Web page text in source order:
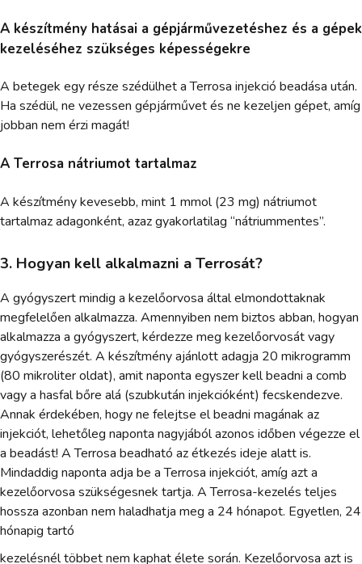
A készítmény hatásai a gépjárművezetéshez és a gépek
kezeléséhez szükséges képességekre
A betegek egy része szédülhet a Terrosa injekció beadása után.
Ha szédül, ne vezessen gépjárművet és ne kezeljen gépet, amíg
jobban nem érzi magát!
A Terrosa nátriumot tartalmaz
A készítmény kevesebb, mint 1 mmol (23 mg) nátriumot
tartalmaz adagonként, azaz gyakorlatilag “nátriummentes”.
3. Hogyan kell alkalmazni a Terrosát?
A gyógyszert mindig a kezelőorvosa által elmondottaknak
megfelelően alkalmazza. Amennyiben nem biztos abban, hogyan
alkalmazza a gyógyszert, kérdezze meg kezelőorvosát vagy
gyógyszerészét. A készítmény ajánlott adagja 20 mikrogramm
(80 mikroliter oldat), amit naponta egyszer kell beadni a comb
vagy a hasfal bőre alá (szubkután injekcióként) fecskendezve.
Annak érdekében, hogy ne felejtse el beadni magának az
injekciót, lehetőleg naponta nagyjából azonos időben végezze el
a beadást! A Terrosa beadható az étkezés ideje alatt is.
Mindaddig naponta adja be a Terrosa injekciót, amíg azt a
kezelőorvosa szükségesnek tartja. A Terrosa-kezelés teljes
hossza azonban nem haladhatja meg a 24 hónapot. Egyetlen, 24
hónapig tartó
kezelésnél többet nem kaphat élete során. Kezelőorvosa azt is